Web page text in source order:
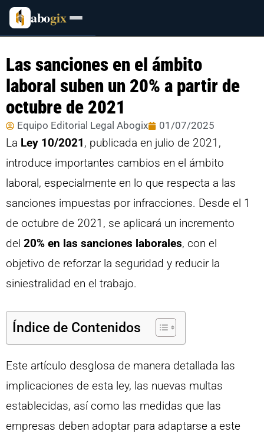
abogix
Las sanciones en el ámbito
laboral suben un 20% a partir de
octubre de 2021
Equipo Editorial Legal Abogix 01/07/2025
La Ley 10/2021, publicada en julio de 2021,
introduce importantes cambios en el ámbito
laboral, especialmente en lo que respecta a las
sanciones impuestas por infracciones. Desde el 1
de octubre de 2021, se aplicará un incremento
del 20% en las sanciones laborales, con el
objetivo de reforzar la seguridad y reducir la
siniestralidad en el trabajo.
Índice de Contenidos
Este artículo desglosa de manera detallada las
implicaciones de esta ley, las nuevas multas
establecidas, así como las medidas que las
empresas deben adoptar para adaptarse a este